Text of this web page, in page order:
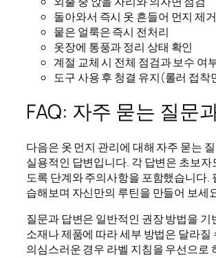
돌아와서 즉시 옷 흔들어 먼지 제거
뭍은 얼룩은 즉시 전처리
옷장에 통풍과 정리 상태 확인
계절 교체 시 전체 점검과 보수 여
도구 사용 후 청결 유지(롤러 접착
FAQ: 자주 묻는 질문
다음은 옷 먼지 관리에 대해 자주 묻는
실용적인 답변입니다. 각 답변은 초보자
도록 단계와 주의사항을 포함했습니다.
습해보며 자신만의 루틴을 만들어 보세
질문과 답변은 일반적인 권장 방법을 기
소재나 제품에 따라 세부 방법은 달라질
의심스러운 경우 라벨 지침을 우선으로